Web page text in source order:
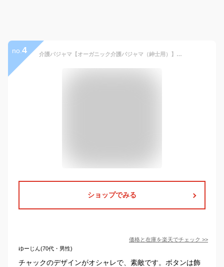
no. 4 介護パジャマ【オーガニック介護パジャマ（紳士用）】【訳あり】上下セット（パジャマ メンズ 上質 オーガニック ナチュラル チェック タータン 長袖 前開き オムツ ねまき 寝間着 大人 メンズ 男性 おしゃれ プレゼント ギフト)
ショップでみる
価格と在庫を楽天でチェック >>
ゆーじん(70代・男性)
チャックのデザインがオシャレで、素敵です。ボタンは飾